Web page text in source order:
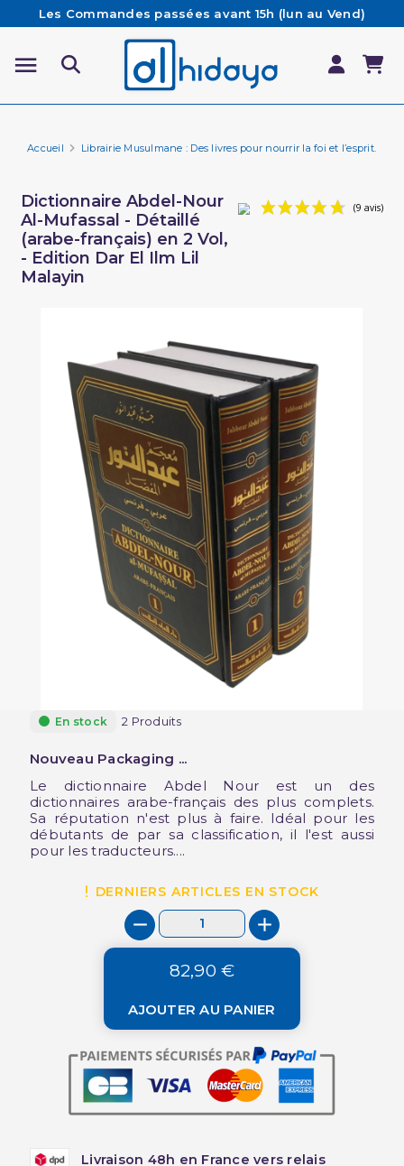
Les Commandes passées avant 15h (lun au Vend)
sont préparées et expédiées le jour même
Besoin d'aide ? Retrouvez notre FAQ
Livraison offerte à partir de 65€ d'achat*
Accueil Librairie Musulmane : Des livres pour nourrir la foi et l’esprit.
Dictionnaire Abdel-Nour
Al-Mufassal - Détaillé
(arabe-français) en 2 Vol,
- Edition Dar El Ilm Lil
Malayin
En stock 2 Produits
Nouveau Packaging ...
Le dictionnaire Abdel Nour est un des
dictionnaires arabe-français des plus complets.
Sa réputation n'est plus à faire. Idéal pour les
débutants de par sa classification, il l'est aussi
pour les traducteurs....
DERNIERS ARTICLES EN STOCK
82,90 €
AJOUTER AU PANIER
Livraison 48h en France vers relais